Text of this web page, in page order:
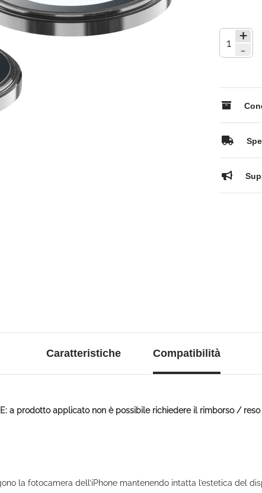
+
-
Caratteristiche Compatibilità
a prodotto applicato non è possibile richiedere il rimborso /
la fotocamera dell’iPhone mantenendo intatta l’estetica del